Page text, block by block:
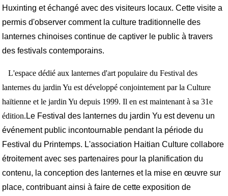
Huxinting et échangé avec des visiteurs locaux. Cette visite a
permis d'observer comment la culture traditionnelle des
lanternes chinoises continue de captiver le public à travers
des festivals contemporains.
L'espace dédié aux lanternes d'art populaire du Festival des
lanternes du jardin Yu est développé conjointement par la Culture
haïtienne et le jardin Yu depuis 1999. Il en est maintenant à sa 31e
édition. Le Festival des lanternes du jardin Yu est devenu un
événement public incontournable pendant la période du
Festival du Printemps. L'association Haitian Culture collabore
étroitement avec ses partenaires pour la planification du
contenu, la conception des lanternes et la mise en œuvre sur
place, contribuant ainsi à faire de cette exposition de